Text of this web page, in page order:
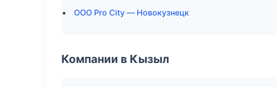
ООО Pro City — Новокузнецк
Компании в Кызыл